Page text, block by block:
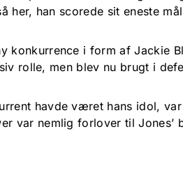
her, han scorede sit eneste
konkurrence i form af Jackie
rolle, men blev nu brugt i
havde været hans idol,
var nemlig forlover til Jones’